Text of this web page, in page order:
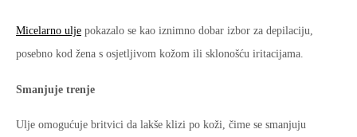
Micelarno ulje pokazalo se kao iznimno dobar izbor za depilaciju,
posebno kod žena s osjetljivom kožom ili sklonošću iritacijama.
Smanjuje trenje
Ulje omogućuje britvici da lakše klizi po koži, čime se smanjuju